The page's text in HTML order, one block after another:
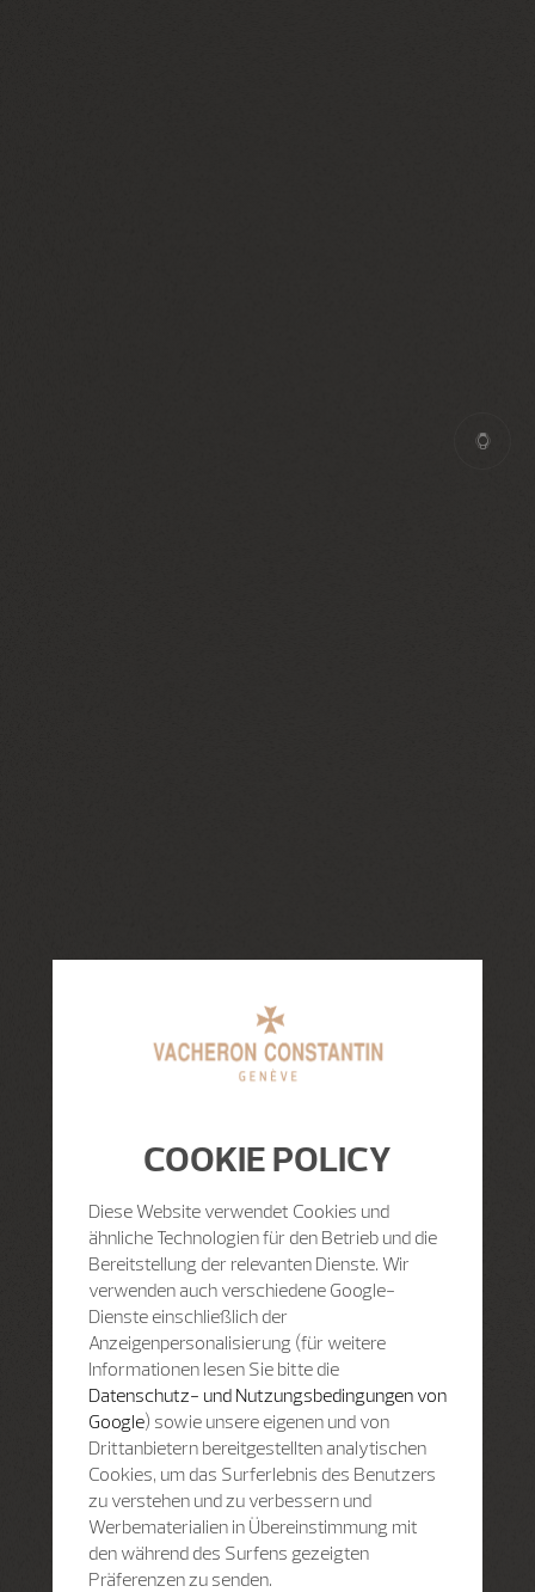
COOKIE POLICY
Diese Website verwendet Cookies und
ähnliche Technologien für den Betrieb und die
Bereitstellung der relevanten Dienste. Wir
verwenden auch verschiedene Google-
Dienste einschließlich der
Anzeigenpersonalisierung (für weitere
Informationen lesen Sie bitte die
Datenschutz- und Nutzungsbedingungen von
Google) sowie unsere eigenen und von
Drittanbietern bereitgestellten analytischen
Cookies, um das Surferlebnis des Benutzers
zu verstehen und zu verbessern und
Werbematerialien in Übereinstimmung mit
den während des Surfens gezeigten
Präferenzen zu senden.